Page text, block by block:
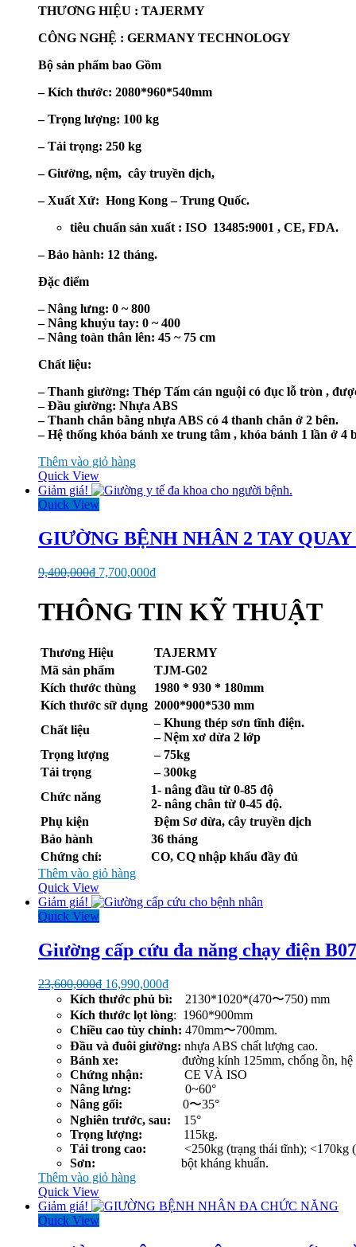
THƯƠNG HIỆU : TAJERMY
CÔNG NGHỆ : GERMANY TECHNOLOGY
Bộ sản phẩm bao Gồm
– Kích thước: 2080*960*540mm
– Trọng lượng: 100 kg
– Tải trọng: 250 kg
– Giường, nệm, cây truyền dịch,
– Xuất Xứ: Hong Kong – Trung Quốc.
tiêu chuẩn sản xuất : ISO 13485:9001 , CE, FDA.
– Bảo hành: 12 tháng.
Đặc điểm
– Nâng lưng: 0 ~ 800
– Nâng khuỷu tay: 0 ~ 400
– Nâng toàn thân lên: 45 ~ 75 cm
Chất liệu:
– Thanh giường: Thép Tấm cán nguội có đục lỗ tròn ,
– Đầu giường: Nhựa ABS
– Thanh chắn bằng nhựa ABS có 4 thanh chắn ở 2 bên.
– Hệ thống khóa bánh xe trung tâm , khóa bánh 1 lần ở 4
Thêm vào giỏ hàng
Quick View
Giảm giá!
Quick View
GIƯỜNG BỆNH NHÂN 2 TAY QUAY
9,400,000₫ Giá
9,400,000₫.
7,700,000₫Giá
THÔNG TIN KỸ THUẬT
Thương Hiệu
TAJERMY
Mã sản phẩm
TJM-G02
Kích thước thùng
1980 * 930 * 180mm
Kích thước sữ dụng 2000*900*530 mm
Chất liệu
– Khung thép sơn tĩnh điện.
– Nệm xơ dừa 2 lớp
Trọng lượng
– 75kg
Tải trọng
– 300kg
Chức năng
1- nâng đầu từ 0-85 độ
2- nâng chân từ 0-45 độ.
Phụ kiện
Đệm Sơ dừa, cây truyền dịch
Bảo hành
36 tháng
Chứng chỉ:
CO, CQ nhập khẩu đầy đủ
Thêm vào giỏ hàng
Quick View
Giảm giá!
Quick View
Giường cấp cứu đa năng chạy điện B07
23,600,000₫ Giá
gốc
là:
23,600,000₫.
16,990,000₫Giá
hiện
tại
là:
16,990,000₫.
Kích thước phủ bì: 2130*1020*(470〜750) mm
Kích thước lọt lòng: 1960*900mm
Chiều cao tùy chỉnh: 470mm〜700mm.
Đầu và đuôi giường: nhựa ABS chất lượng cao.
Bánh xe:
đường kính 125mm, chống ồn, hệ
Chứng nhận: CE VÀ ISO
Nâng lưng: 0~60°
Nâng gối: 0〜35°
Nghiên trước, sau: 15°
Trọng lượng: 115kg.
Tải trong cao: <250kg (trạng thái tĩnh); <170kg
Sơn: bột kháng khuẩn.
Thêm vào giỏ hàng
Quick View
Giảm giá!
Quick View